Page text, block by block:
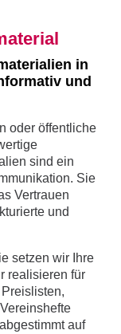
in
und
oder öffentliche
sind ein
Sie
Vertrauen
und
setzen wir Ihre
realisieren für
auf